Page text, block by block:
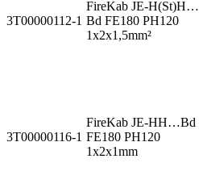
3T00000112-1
FireKab JE-H(St)H…
Bd FE180 PH120
1x2x1,5mm²
3T00000116-1
FireKab JE-HH…Bd
FE180 PH120
1x2x1mm